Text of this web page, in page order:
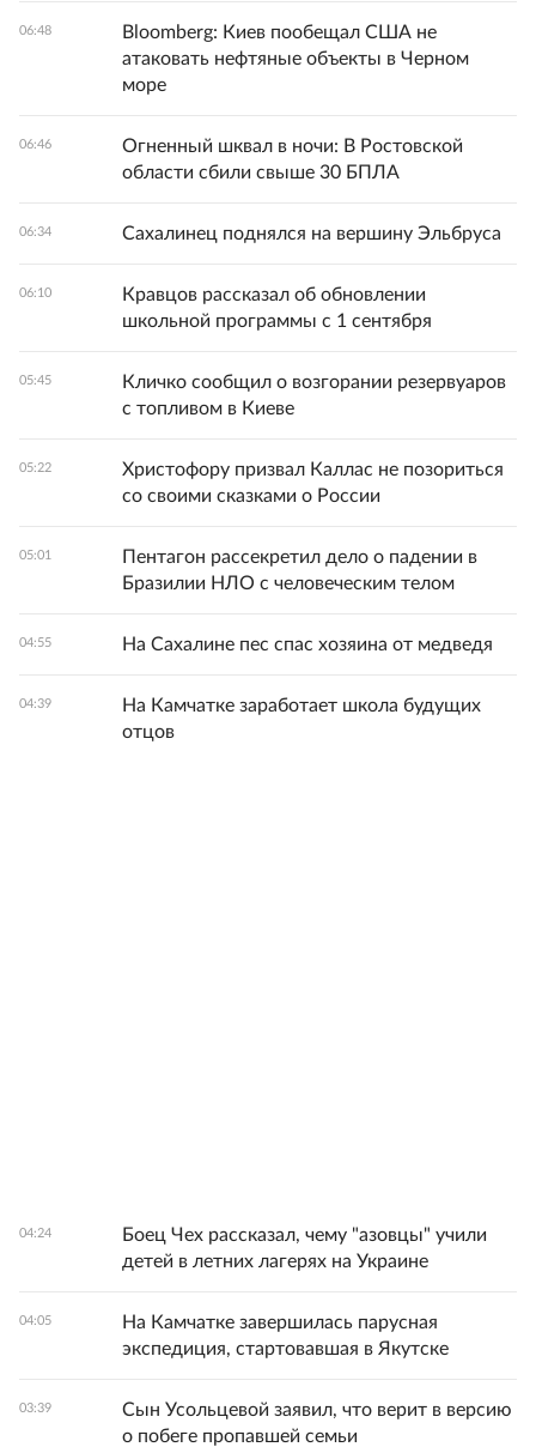
06:48
Bloomberg: Киев пообещал США не
атаковать нефтяные объекты в Черном
море
06:46
Огненный шквал в ночи: В Ростовской
области сбили свыше 30 БПЛА
06:34 Сахалинец поднялся на вершину Эльбруса
06:10
Кравцов рассказал об обновлении
школьной программы с 1 сентября
05:45
Кличко сообщил о возгорании резервуаров
с топливом в Киеве
05:22
Христофору призвал Каллас не позориться
со своими сказками о России
05:01
Пентагон рассекретил дело о падении в
Бразилии НЛО с человеческим телом
04:55 На Сахалине пес спас хозяина от медведя
04:39
На Камчатке заработает школа будущих
отцов
04:24
Боец Чех рассказал, чему "азовцы" учили
детей в летних лагерях на Украине
04:05
На Камчатке завершилась парусная
экспедиция, стартовавшая в Якутске
03:39
Сын Усольцевой заявил, что верит в версию
о побеге пропавшей семьи